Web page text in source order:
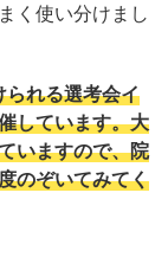
く使い分けまし
られる選考会イ
しています。大
いますので、院
のぞいてみてく